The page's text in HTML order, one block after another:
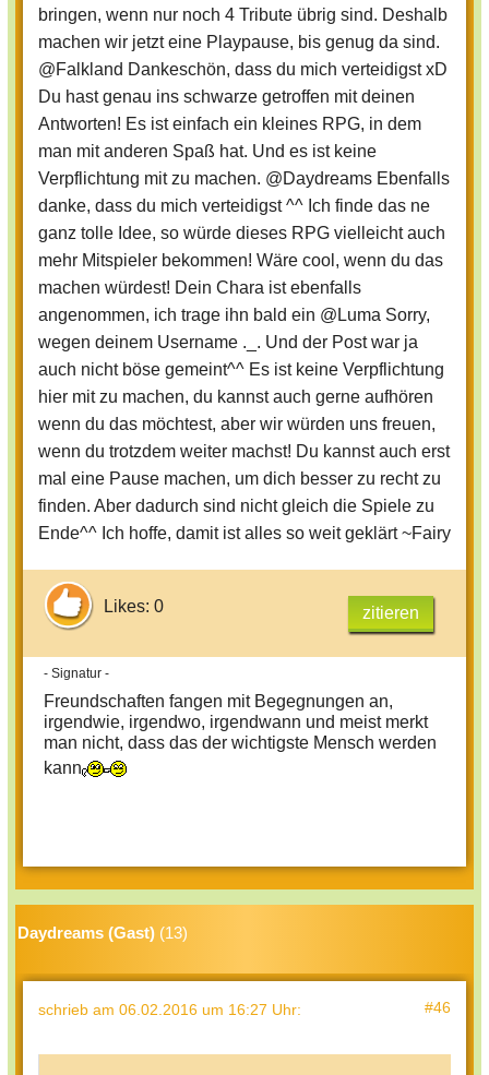
bringen, wenn nur noch 4 Tribute übrig sind. Deshalb
machen wir jetzt eine Playpause, bis genug da sind.
@Falkland Dankeschön, dass du mich verteidigst xD
Du hast genau ins schwarze getroffen mit deinen
Antworten! Es ist einfach ein kleines RPG, in dem
man mit anderen Spaß hat. Und es ist keine
Verpflichtung mit zu machen. @Daydreams Ebenfalls
danke, dass du mich verteidigst ^^ Ich finde das ne
ganz tolle Idee, so würde dieses RPG vielleicht auch
mehr Mitspieler bekommen! Wäre cool, wenn du das
machen würdest! Dein Chara ist ebenfalls
angenommen, ich trage ihn bald ein @Luma Sorry,
wegen deinem Username ._. Und der Post war ja
auch nicht böse gemeint^^ Es ist keine Verpflichtung
hier mit zu machen, du kannst auch gerne aufhören
wenn du das möchtest, aber wir würden uns freuen,
wenn du trotzdem weiter machst! Du kannst auch erst
mal eine Pause machen, um dich besser zu recht zu
finden. Aber dadurch sind nicht gleich die Spiele zu
Ende^^ Ich hoffe, damit ist alles so weit geklärt ~Fairy
Likes: 0 zitieren
- Signatur -
Freundschaften fangen mit Begegnungen an,
irgendwie, irgendwo, irgendwann und meist merkt
man nicht, dass das der wichtigste Mensch werden
kann
Daydreams (Gast) (13)
schrieb am 06.02.2016 um 16:27 Uhr: #46